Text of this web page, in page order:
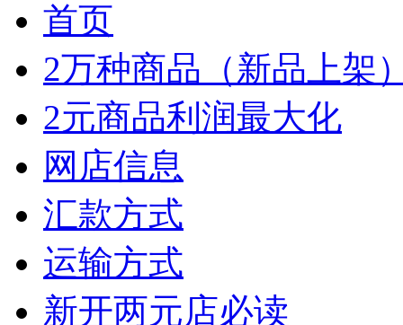
首页
2万种商品（新品上架
2元商品利润最大化
网店信息
汇款方式
运输方式
新开两元店必读